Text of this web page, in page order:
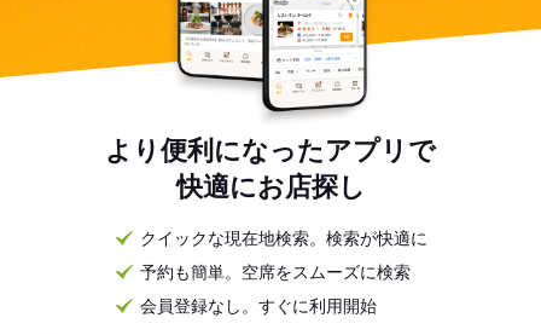
より便利になったアプリで
快適にお店探し
クイックな現在地検索。検索が快適に
予約も簡単。空席をスムーズに検索
会員登録なし。すぐに利用開始